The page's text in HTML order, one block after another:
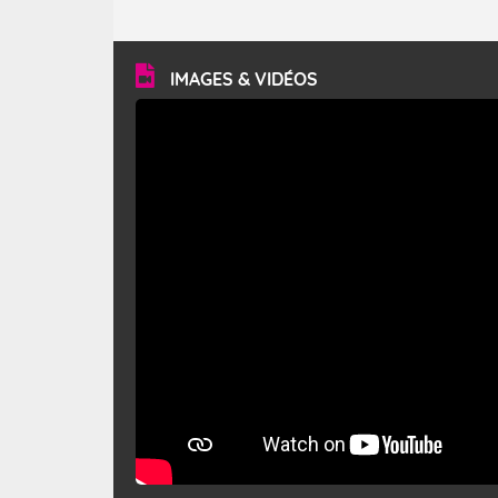
vitesse moyenne de 50 km/h et atteindre 80 à 100 km/h
en rafales, parfois davantage. Il parcourt la basse vallée
du Rhône et la Provence et envahit le littoral
méditerranéen à partir de la Camargue.
IMAGES & VIDÉOS